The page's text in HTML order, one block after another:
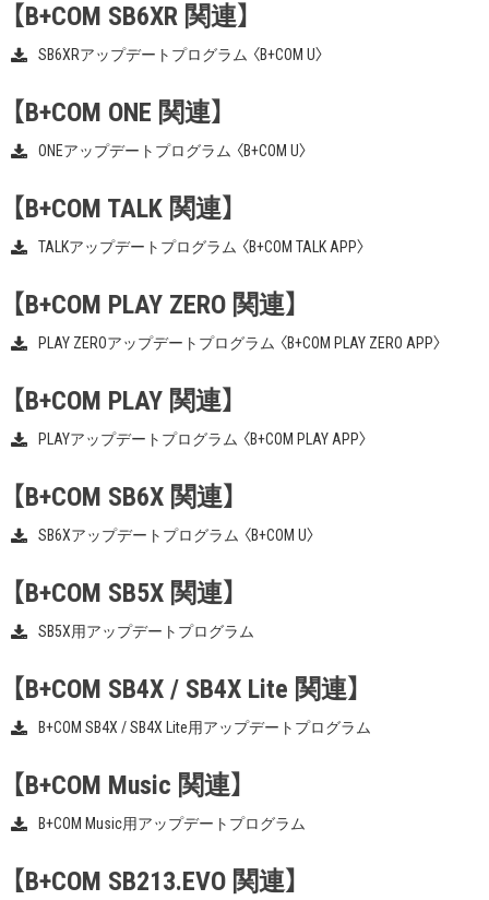
【B+COM SB6XR 関連】
SB6XRアップデートプログラム 〈B+COM U〉
【B+COM ONE 関連】
ONEアップデートプログラム 〈B+COM U〉
【B+COM TALK 関連】
TALKアップデートプログラム 〈B+COM TALK APP〉
【B+COM PLAY ZERO 関連】
PLAY ZEROアップデートプログラム 〈B+COM PLAY ZERO APP〉
【B+COM PLAY 関連】
PLAYアップデートプログラム 〈B+COM PLAY APP〉
【B+COM SB6X 関連】
SB6Xアップデートプログラム 〈B+COM U〉
【B+COM SB5X 関連】
SB5X用アップデートプログラム
【B+COM SB4X / SB4X Lite 関連】
B+COM SB4X / SB4X Lite用アップデートプログラム
【B+COM Music 関連】
B+COM Music用アップデートプログラム
【B+COM SB213.EVO 関連】